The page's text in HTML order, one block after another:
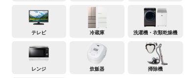
テレビ 冷蔵庫 洗濯機・衣類乾燥機
レンジ 炊飯器 掃除機